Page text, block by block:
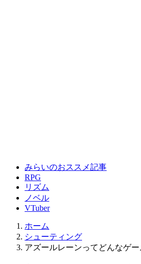
みらいのおススメ記事
RPG
リズム
ノベル
VTuber
ホーム
シューティング
アズールレーンってどんなゲ